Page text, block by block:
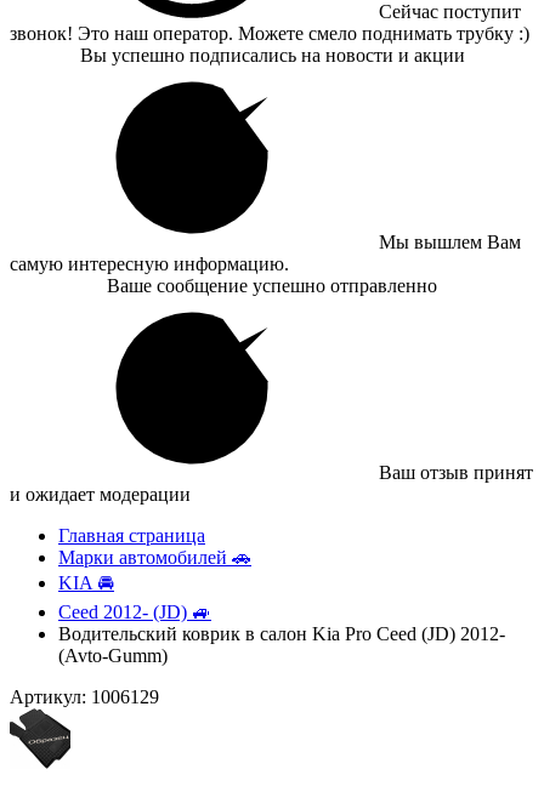
Сейчас поступит
звонок! Это наш оператор. Можете смело поднимать трубку :)
Вы успешно подписались на новости и акции
Мы вышлем Вам
самую интересную информацию.
Ваше сообщение успешно отправленно
Ваш отзыв принят
и ожидает модерации
Главная страница
Марки автомобилей 🚗
KIA 🚘
Ceed 2012- (JD) 🚙
Водительский коврик в салон Kia Pro Ceed (JD) 2012-
(Avto-Gumm)
Артикул: 1006129